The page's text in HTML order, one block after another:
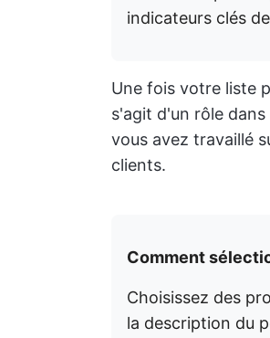
indicateurs clés
Une fois votre liste
s'agit d'un rôle
vous avez travaillé
clients.
Comment
Choisissez des
la description du